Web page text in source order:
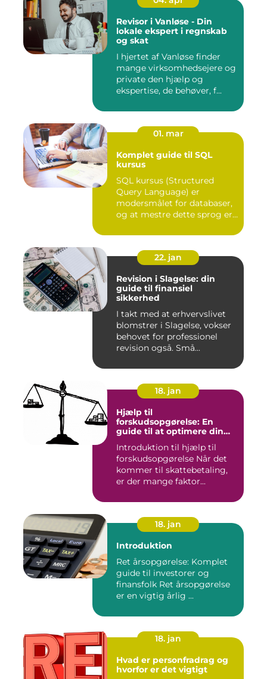
Revisor i Vanløse - Din
lokale ekspert i regnskab
og skat
I hjertet af Vanløse finder
mange virksomhedsejere og
private den hjælp og
ekspertise, de behøver, f...
01. mar
Komplet guide til SQL
kursus
SQL kursus (Structured
Query Language) er
modersmålet for databaser,
og at mestre dette sprog er
22. jan
Revision i Slagelse: din
guide til finansiel
sikkerhed
I takt med at erhvervslivet
blomstrer i Slagelse, vokser
behovet for professionel
revision også. Små...
18. jan
Hjælp til
forskudsopgørelse: En
guide til at optimere din
Introduktion til hjælp til
forskudsopgørelse Når det
kommer til skattebetaling,
er der mange faktor...
18. jan
Introduktion
Ret årsopgørelse: Komplet
guide til investorer og
finansfolk Ret årsopgørelse
er en vigtig årlig ...
18. jan
Hvad er personfradrag og
hvorfor er det vigtigt